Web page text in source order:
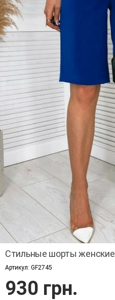
Стильные шорты женские
Артикул: GF2745
930 грн.